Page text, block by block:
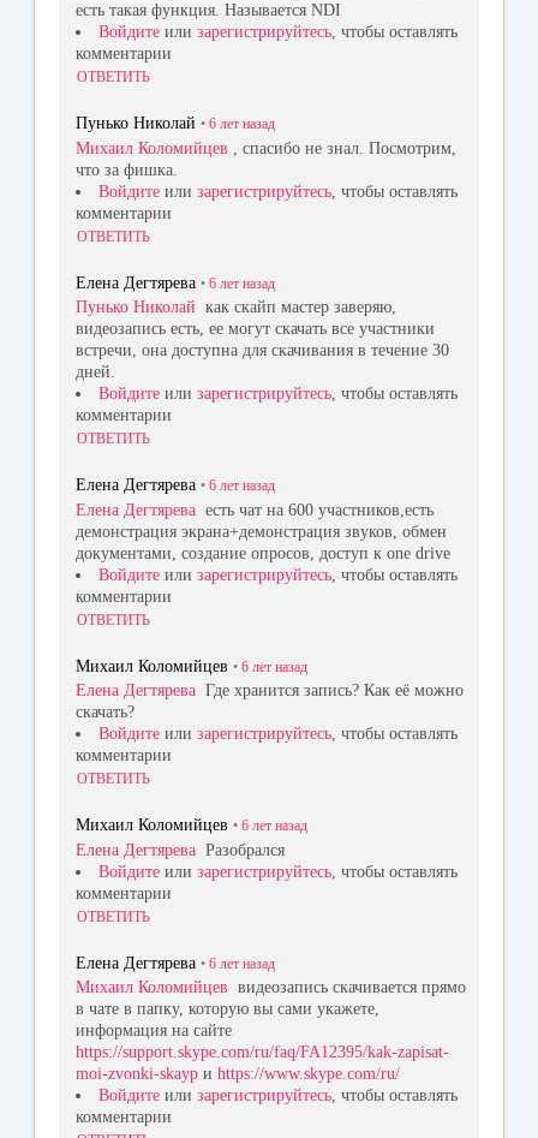
есть такая функция. Называется NDI
Войдите или зарегистрируйтесь, чтобы оставлять
комментарии
ОТВЕТИТЬ
Пунько Николай • 6 лет назад
Михаил Коломийцев
, спасибо не знал. Посмотрим,
что за фишка.
Войдите или зарегистрируйтесь , чтобы оставлять
комментарии
ОТВЕТИТЬ
Елена Дегтярева • 6 лет назад
Пунько Николай как скайп мастер заверяю,
видеозапись есть, ее могут скачать все участники
встречи, она доступна для скачивания в течение 30
дней.
Войдите или зарегистрируйтесь, чтобы оставлять
комментарии
ОТВЕТИТЬ
Елена Дегтярева • 6 лет назад
Елена Дегтярева есть чат на 600 участников,есть
демонстрация экрана+демонстрация звуков, обмен
документами, создание опросов, доступ к one drive
Войдите или зарегистрируйтесь , чтобы оставлять
комментарии
ОТВЕТИТЬ
Михаил Коломийцев • 6 лет назад
Елена Дегтярева Где хранится запись? Как её можно
скачать?
Войдите или зарегистрируйтесь, чтобы оставлять
комментарии
ОТВЕТИТЬ
Михаил Коломийцев • 6 лет назад
Елена Дегтярева Разобрался
Войдите или зарегистрируйтесь , чтобы оставлять
комментарии
ОТВЕТИТЬ
Елена Дегтярева • 6 лет назад
Михаил Коломийцев видеозапись скачивается прямо
в чате в папку, которую вы сами укажете,
информация на сайте
https://support.skype.com/ru/faq/FA12395/kak-zapisat-
moi-zvonki-skayp и https://www.skype.com/ru/
Войдите или зарегистрируйтесь, чтобы оставлять
комментарии